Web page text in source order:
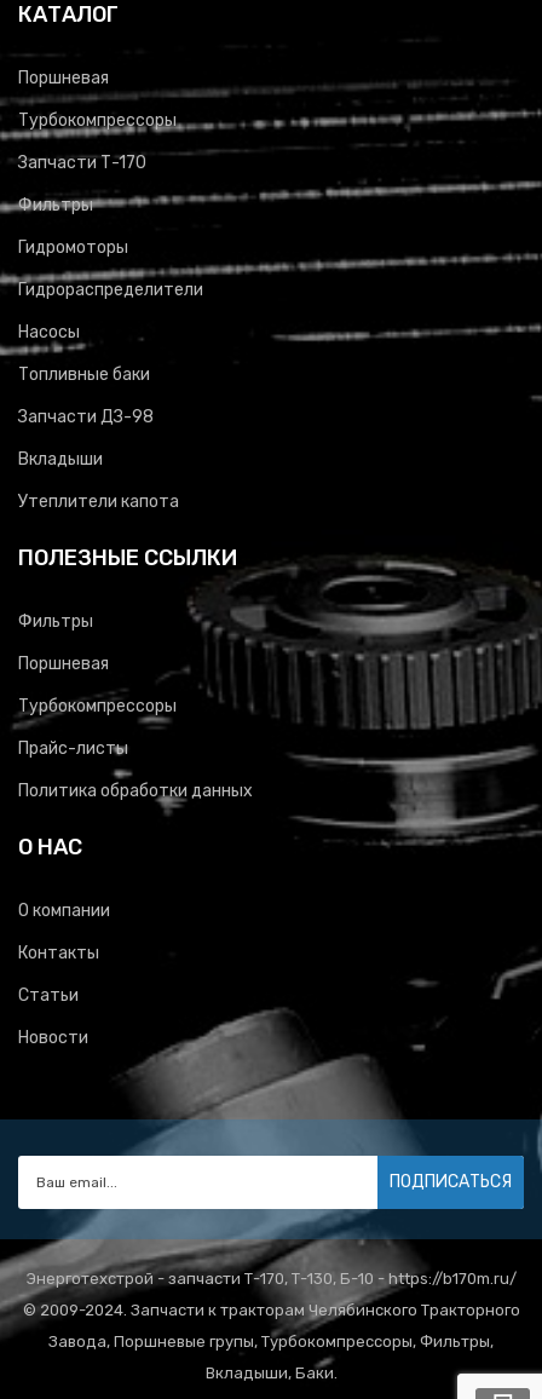
КАТАЛОГ
Поршневая
Турбокомпрессоры
Запчасти Т-170
Фильтры
Гидромоторы
Гидрораспределители
Насосы
Топливные баки
Запчасти ДЗ-98
Вкладыши
Утеплители капота
ПОЛЕЗНЫЕ ССЫЛКИ
Фильтры
Поршневая
Турбокомпрессоры
Прайс-листы
Политика обработки данных
О НАС
О компании
Контакты
Статьи
Новости
ПОДПИСАТЬСЯ
Энерготехстрой - запчасти Т-170, Т-130, Б-10 - https://b170m.ru/
© 2009-2024. Запчасти к тракторам Челябинского Тракторного
Завода, Поршневые групы, Турбокомпрессоры, Фильтры,
Вкладыши, Баки.